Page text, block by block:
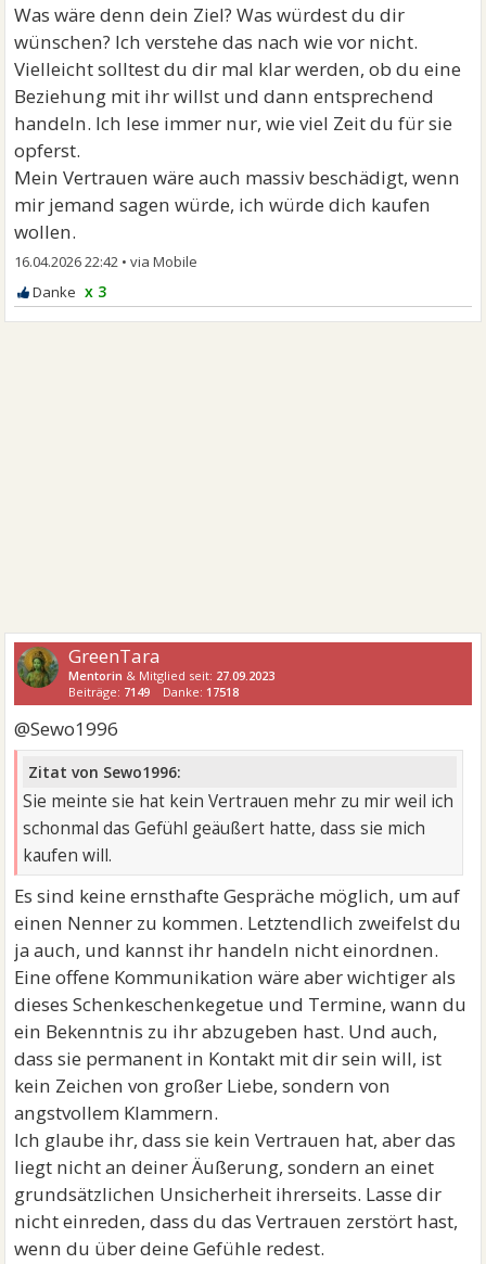
Was wäre denn dein Ziel? Was würdest du dir
wünschen? Ich verstehe das nach wie vor nicht.
Vielleicht solltest du dir mal klar werden, ob du eine
Beziehung mit ihr willst und dann entsprechend
handeln. Ich lese immer nur, wie viel Zeit du für sie
opferst.
Mein Vertrauen wäre auch massiv beschädigt, wenn
mir jemand sagen würde, ich würde dich kaufen
wollen.
16.04.2026 22:42 •
x 3
GreenTara
Mentorin & Mitglied seit: 27.09.2023
Beiträge: 7149 Danke: 17518
@Sewo1996
Zitat von Sewo1996:
Sie meinte sie hat kein Vertrauen mehr zu mir weil ich
schonmal das Gefühl geäußert hatte, dass sie mich
kaufen will.
Es sind keine ernsthafte Gespräche möglich, um auf
einen Nenner zu kommen. Letztendlich zweifelst du
ja auch, und kannst ihr handeln nicht einordnen.
Eine offene Kommunikation wäre aber wichtiger als
dieses Schenkeschenkegetue und Termine, wann du
ein Bekenntnis zu ihr abzugeben hast. Und auch,
dass sie permanent in Kontakt mit dir sein will, ist
kein Zeichen von großer Liebe, sondern von
angstvollem Klammern.
Ich glaube ihr, dass sie kein Vertrauen hat, aber das
liegt nicht an deiner Äußerung, sondern an einet
grundsätzlichen Unsicherheit ihrerseits. Lasse dir
nicht einreden, dass du das Vertrauen zerstört hast,
wenn du über deine Gefühle redest.